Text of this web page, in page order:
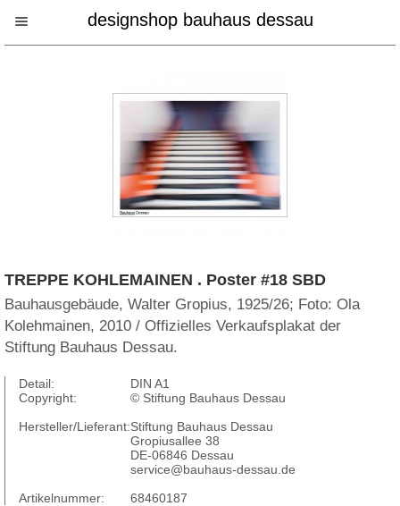
designshop bauhaus dessau
TREPPE KOHLEMAINEN . Poster #18 SBD
Bauhausgebäude, Walter Gropius, 1925/26; Foto: Ola
Kolehmainen, 2010 / Offizielles Verkaufsplakat der
Stiftung Bauhaus Dessau.
Detail:
DIN A1
Copyright:
© Stiftung Bauhaus Dessau
Hersteller/Lieferant:Stiftung Bauhaus Dessau
Gropiusallee 38
DE-06846 Dessau
service@bauhaus-dessau.de
Artikelnummer:
68460187